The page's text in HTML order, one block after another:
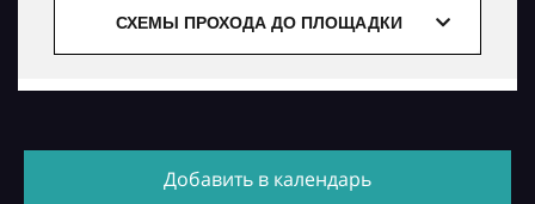
СХЕМЫ ПРОХОДА ДО ПЛОЩАДКИ
Добавить в календарь